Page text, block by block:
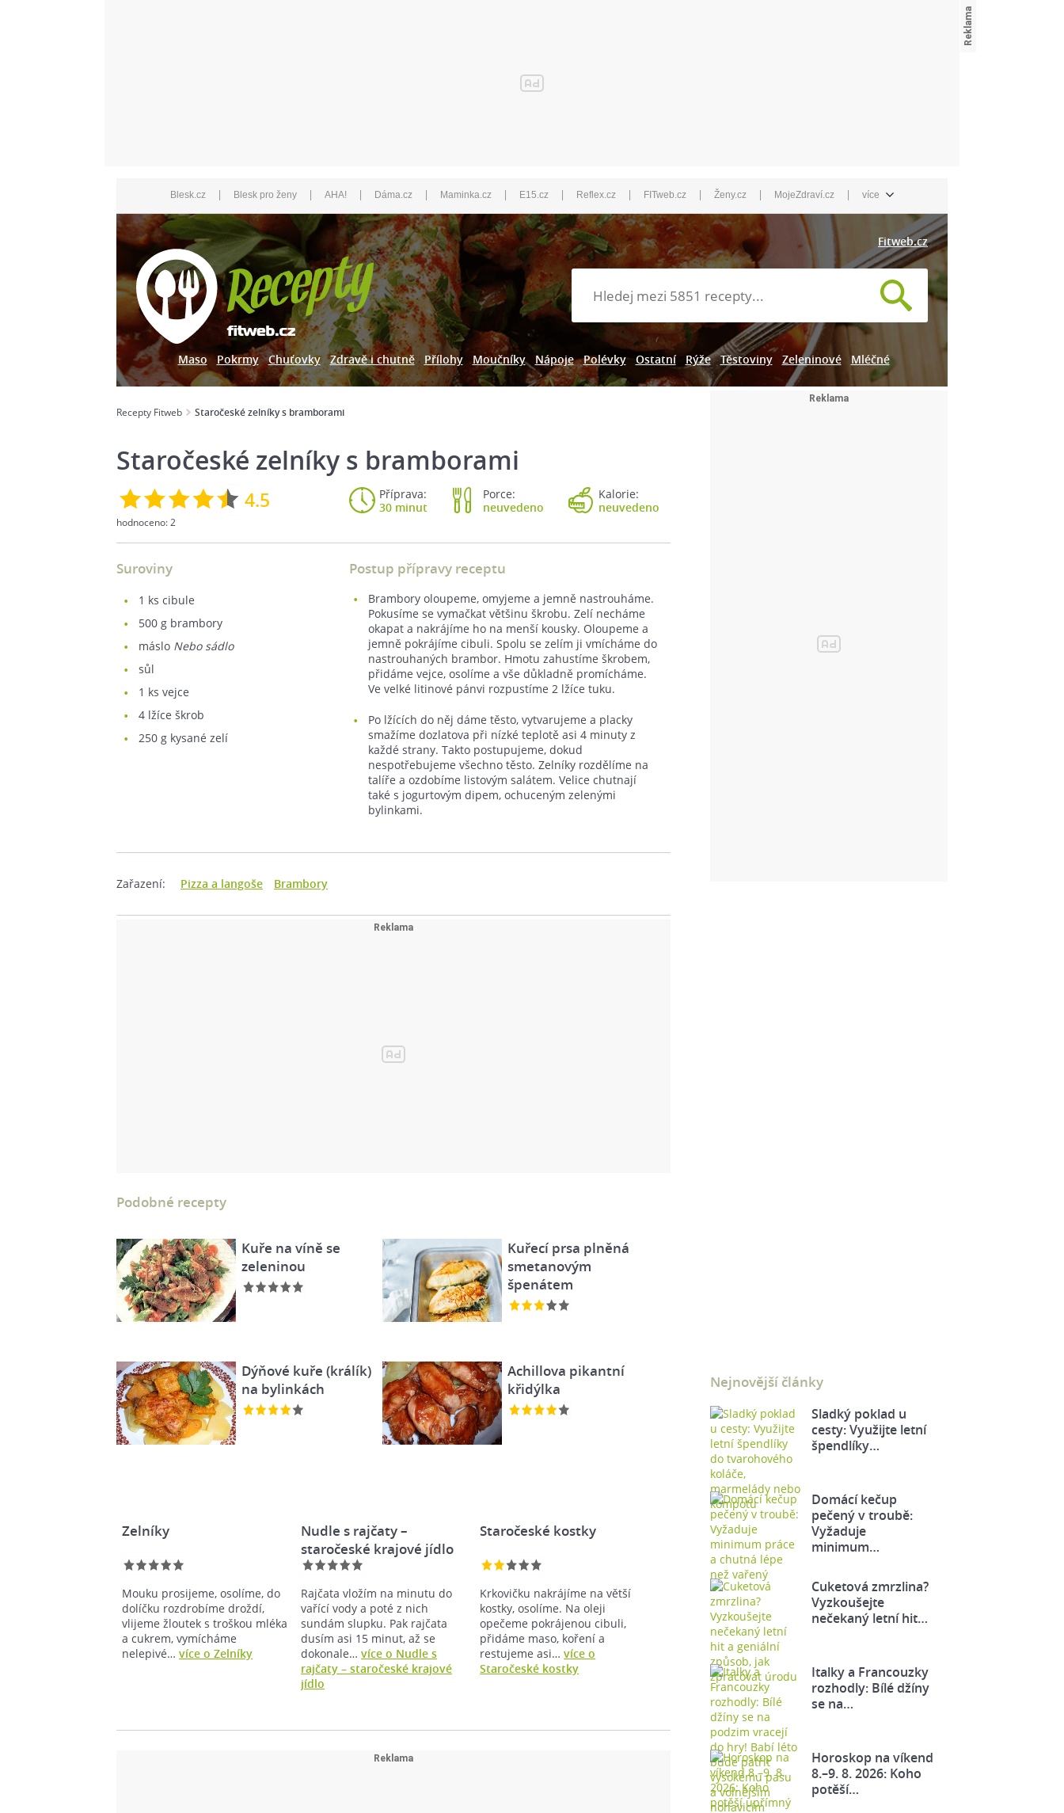
Blesk.cz | Blesk pro ženy | AHA! | Dáma.cz | Maminka.cz | E15.cz | Reflex.cz | FITweb.cz | Ženy.cz | MojeZdraví.cz | více
Fitweb.cz
Maso Pokrmy Chuťovky Zdravě i chutně Přílohy Moučníky Nápoje Polévky Ostatní Rýže Těstoviny Zeleninové Mléčné
Recepty Fitweb Staročeské zelníky s bramborami
Staročeské zelníky s bramborami
4.5
hodnoceno:2
Příprava:
30 minut
Porce:
neuvedeno
Kalorie:
neuvedeno
Suroviny
1 ks cibule
500 g brambory
máslo Nebo sádlo
sůl
1 ks vejce
4 lžíce škrob
250 g kysané zelí
Postup přípravy receptu
Brambory oloupeme, omyjeme a jemně nastrouháme.
Pokusíme se vymačkat většinu škrobu. Zelí necháme
okapat a nakrájíme ho na menší kousky. Oloupeme a
jemně pokrájíme cibuli. Spolu se zelím ji vmícháme do
nastrouhaných brambor. Hmotu zahustíme škrobem,
přidáme vejce, osolíme a vše důkladně promícháme.
Ve velké litinové pánvi rozpustíme 2 lžíce tuku.
Po lžících do něj dáme těsto, vytvarujeme a placky
smažíme dozlatova při nízké teplotě asi 4 minuty z
každé strany. Takto postupujeme, dokud
nespotřebujeme všechno těsto. Zelníky rozdělíme na
talíře a ozdobíme listovým salátem. Velice chutnají
také s jogurtovým dipem, ochuceným zelenými
bylinkami.
Zařazení: Pizza a langoše Brambory
Podobné recepty
Kuře na víně se
zeleninou
Kuřecí prsa plněná
smetanovým
špenátem
Dýňové kuře (králík)
na bylinkách
Achillova pikantní
křidýlka
Zelníky
Mouku prosijeme, osolíme, do
dolíčku rozdrobíme droždí,
vlijeme žloutek s troškou mléka
a cukrem, vymícháme
nelepivé… více o Zelníky
Nudle s rajčaty –
staročeské krajové jídlo
Rajčata vložím na minutu do
vařící vody a poté z nich
sundám slupku. Pak rajčata
dusím asi 15 minut, až se
dokonale…více o Nudle s
rajčaty – staročeské krajové
jídlo
Staročeské kostky
Krkovičku nakrájíme na větší
kostky, osolíme. Na oleji
opečeme pokrájenou cibuli,
přidáme maso, koření a
restujeme asi…více o
Staročeské kostky
Nejnovější články
Sladký poklad u
cesty: Využijte letní
špendlíky…
Domácí kečup
pečený v troubě:
Vyžaduje
minimum…
Cuketová zmrzlina?
Vyzkoušejte
nečekaný letní hit…
Italky a Francouzky
rozhodly: Bílé džíny
se na…
Horoskop na víkend
8.–9. 8. 2026: Koho
potěší…